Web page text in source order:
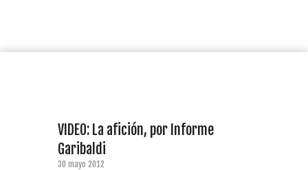
VIDEO: La afición, por Informe
Garibaldi
30 mayo 2012